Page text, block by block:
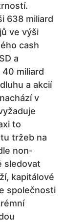
638 miliard
ve výši
cash
a
miliard
a akcií
v
to
tržeb na
non-
sledovat
kapitálové
společnosti